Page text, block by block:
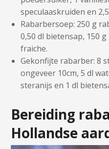
speculaaskruiden en
Rabarbersoep: 250 g
0,50 dl bietensap, 150
fraiche.
Gekonfijte rabarber: 8
ongeveer 10cm, 5 dl
steranijs en 1 dl
Bereiding
Hollandse